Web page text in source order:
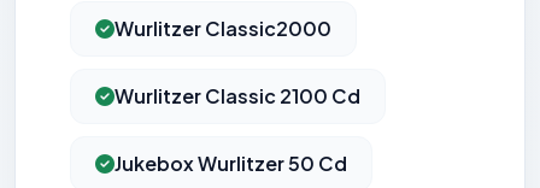
Wurlitzer Classic2000
Wurlitzer Classic 2100 Cd
Jukebox Wurlitzer 50 Cd